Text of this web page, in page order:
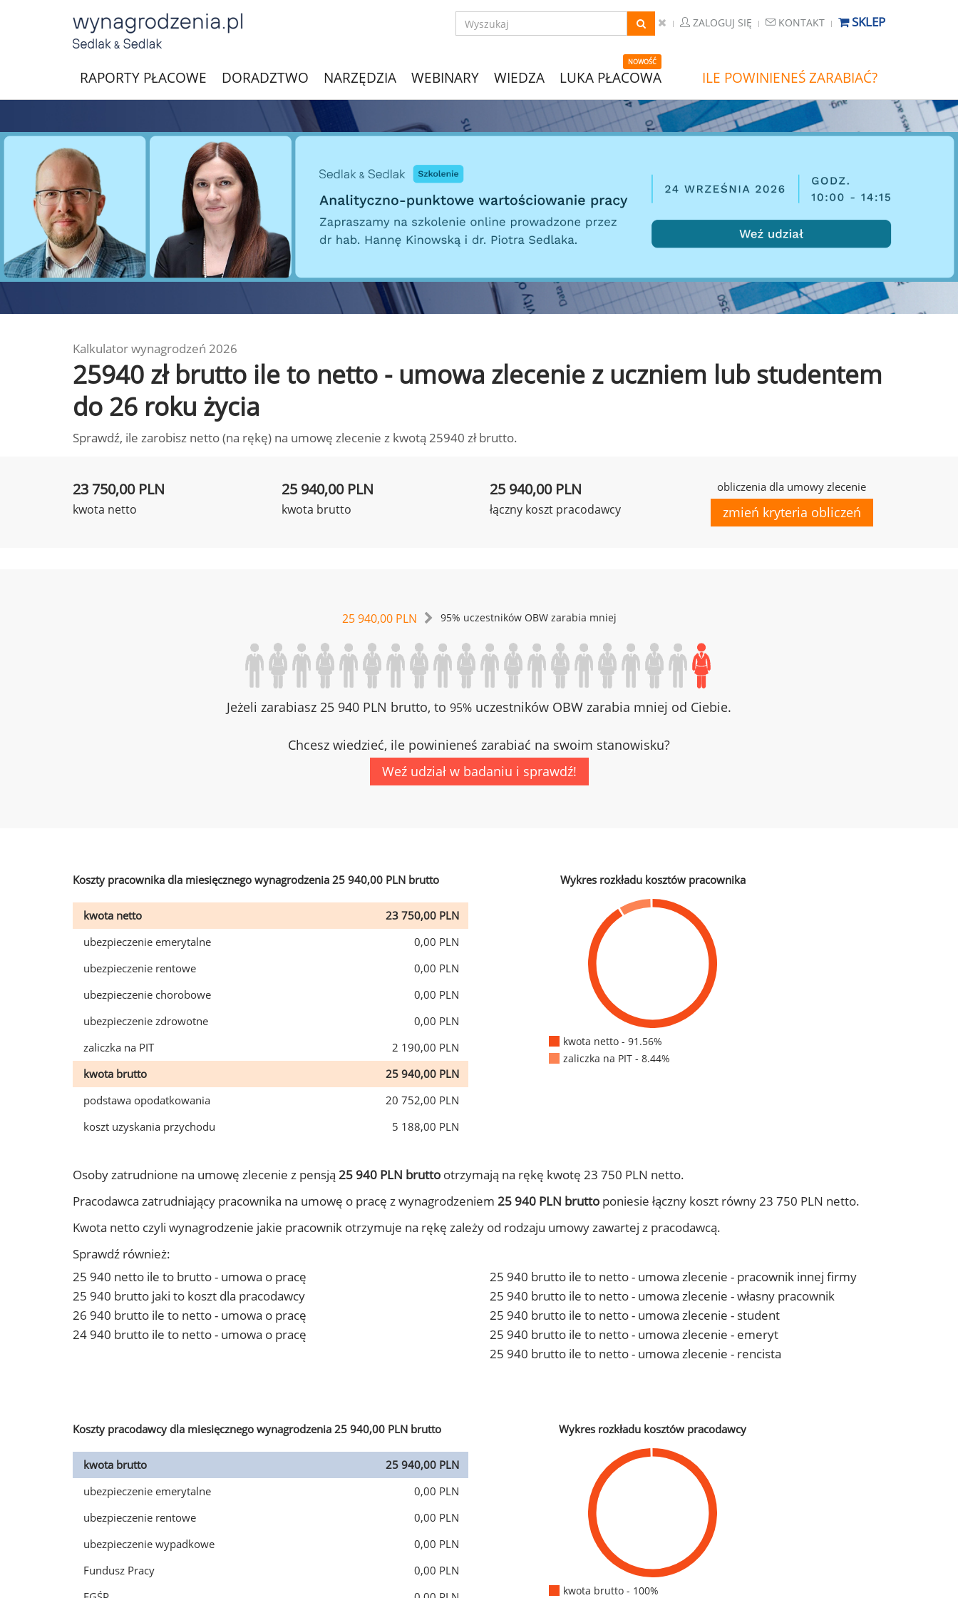
ZALOGUJ SIĘ KONTAKT SKLEP
RAPORTY PŁACOWE DORADZTWO NARZĘDZIA WEBINARY WIEDZA
NOWOŚĆ
LUKA PŁACOWA ILE POWINIENEŚ ZARABIAĆ?
Kalkulator wynagrodzeń 2026
25940 zł brutto ile to netto - umowa zlecenie z uczniem lub studentem
do 26 roku życia
Sprawdź, ile zarobisz netto (na rękę) na umowę zlecenie z kwotą 25940 zł brutto.
23 750,00 PLN
kwota netto
25 940,00 PLN
kwota brutto
25 940,00 PLN
łączny koszt pracodawcy
obliczenia dla umowy zlecenie
zmień kryteria obliczeń
25 940,00 PLN 95% uczestników OBW zarabia mniej
Jeżeli zarabiasz 25 940 PLN brutto, to 95% uczestników OBW zarabia mniej od Ciebie.
Chcesz wiedzieć, ile powinieneś zarabiać na swoim stanowisku?
Weź udział w badaniu i sprawdź!
Koszty pracownika dla miesięcznego wynagrodzenia 25 940,00 PLN brutto
kwota netto
23 750,00 PLN
ubezpieczenie emerytalne
0,00 PLN
ubezpieczenie rentowe
0,00 PLN
ubezpieczenie chorobowe
0,00 PLN
ubezpieczenie zdrowotne
0,00 PLN
zaliczka na PIT
2 190,00 PLN
kwota brutto
25 940,00 PLN
podstawa opodatkowania
20 752,00 PLN
koszt uzyskania przychodu
5 188,00 PLN
Wykres rozkładu kosztów pracownika
kwota netto - 91.56%
zaliczka na PIT - 8.44%
Osoby zatrudnione na umowę zlecenie z pensją 25 940 PLN brutto otrzymają na rękę kwotę 23 750 PLN netto.
Pracodawca zatrudniający pracownika na umowę o pracę z wynagrodzeniem 25 940 PLN brutto poniesie łączny koszt równy 23 750 PLN netto.
Kwota netto czyli wynagrodzenie jakie pracownik otrzymuje na rękę zależy od rodzaju umowy zawartej z pracodawcą.
Sprawdź również:
25 940 netto ile to brutto - umowa o pracę
25 940 brutto jaki to koszt dla pracodawcy
26 940 brutto ile to netto - umowa o pracę
24 940 brutto ile to netto - umowa o pracę
25 940 brutto ile to netto - umowa zlecenie - pracownik innej firmy
25 940 brutto ile to netto - umowa zlecenie - własny pracownik
25 940 brutto ile to netto - umowa zlecenie - student
25 940 brutto ile to netto - umowa zlecenie - emeryt
25 940 brutto ile to netto - umowa zlecenie - rencista
Koszty pracodawcy dla miesięcznego wynagrodzenia 25 940,00 PLN brutto
kwota brutto
25 940,00 PLN
ubezpieczenie emerytalne
0,00 PLN
ubezpieczenie rentowe
0,00 PLN
ubezpieczenie wypadkowe
0,00 PLN
Fundusz Pracy
0,00 PLN
Wykres rozkładu kosztów pracodawcy
kwota brutto - 100%